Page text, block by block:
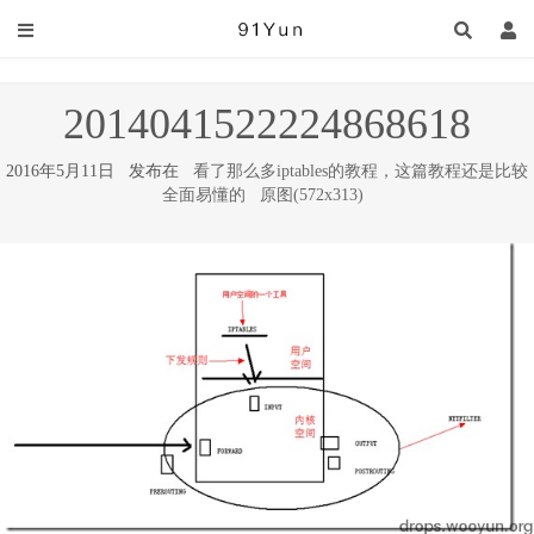
2014041522224868618
2016年5月11日 发布在 看了那么多iptables的教程，这篇教程还是比较
全面易懂的
原图(572x313)